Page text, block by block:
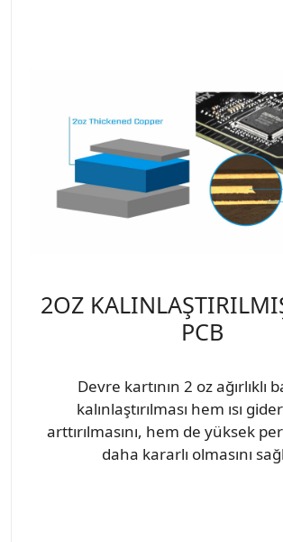
2OZ
PCB
Devre kartının 2 oz ağırlıklı
kalınlaştırılması hem ısı
arttırılmasını, hem de yüksek
daha kararlı olmasını